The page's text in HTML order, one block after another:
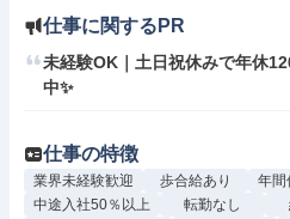
仕事に関するPR
未経験OK｜土日祝休みで年休
中✨
仕事の特徴
業界未経験歓迎 歩合給あり
年間
中途入社50％以上
転勤なし